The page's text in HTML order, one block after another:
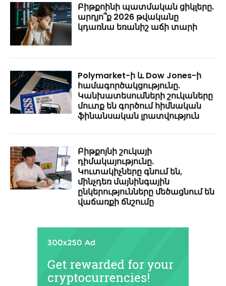
Բիթքոինի պատմական ցիկլերը.
արդյո՞ք 2026 թվականը
կդառնա եռանիշ աճի տարի
Polymarket-ի և Dow Jones-ի
համագործակցությունը.
Կանխատեսումների շուկաները
մուտք են գործում հիմնական
ֆինանսական լրատվություն
Բիթքոյնի շուկայի
դիմակայությունը.
Կուտակիչները գնում են,
մինչդեռ մայնինգային
ընկերությունները մեծացնում են
վաճառքի ճնշումը